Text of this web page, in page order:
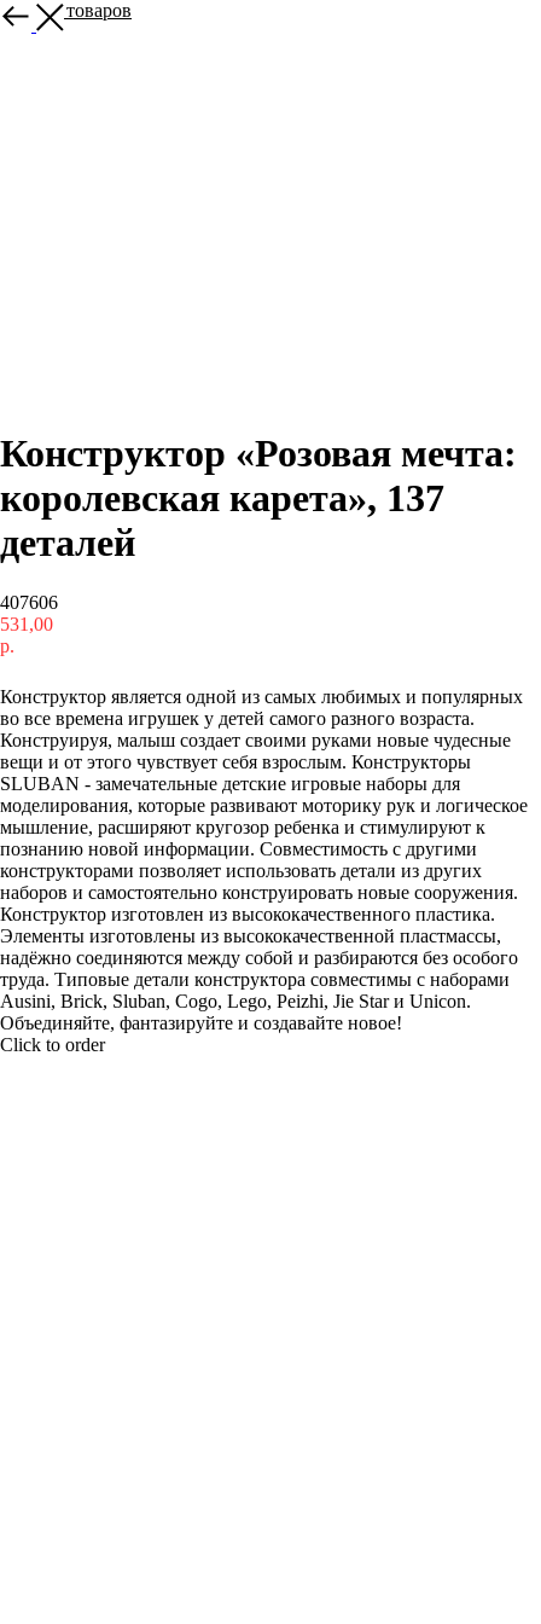
Больше товаров
Конструктор «Розовая мечта:
королевская карета», 137
деталей
407606
531,00
р.
Конструктор является одной из самых любимых и популярных
во все времена игрушек у детей самого разного возраста.
Конструируя, малыш создает своими руками новые чудесные
вещи и от этого чувствует себя взрослым. Конструкторы
SLUBAN - замечательные детские игровые наборы для
моделирования, которые развивают моторику рук и логическое
мышление, расширяют кругозор ребенка и стимулируют к
познанию новой информации. Совместимость с другими
конструкторами позволяет использовать детали из других
наборов и самостоятельно конструировать новые сооружения.
Конструктор изготовлен из высококачественного пластика.
Элементы изготовлены из высококачественной пластмассы,
надёжно соединяются между собой и разбираются без особого
труда. Типовые детали конструктора совместимы с наборами
Ausini, Brick, Sluban, Cogo, Lego, Peizhi, Jie Star и Unicon.
Объединяйте, фантазируйте и создавайте новое!
Click to order